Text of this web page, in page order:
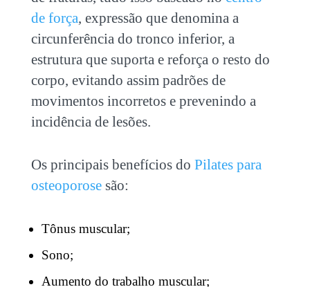
de força, expressão que denomina a
circunferência do tronco inferior, a
estrutura que suporta e reforça o resto do
corpo, evitando assim padrões de
movimentos incorretos e prevenindo a
incidência de lesões.
Os principais benefícios do Pilates para
osteoporosesão:
Tônus muscular;
Sono;
Aumento do trabalho muscular;